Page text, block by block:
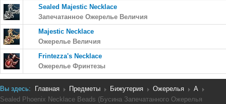
Sealed Majestic Necklace
Запечатанное Ожерелье Величия
Majestic Necklace
Ожерелье Величия
Frintezza's Necklace
Ожерелье Фринтезы
Вы здесь: Главная Предметы Бижутерия Ожерелья
A
Sealed Phoenix Necklace Beads (Бусина Запечатанного Ожерелья